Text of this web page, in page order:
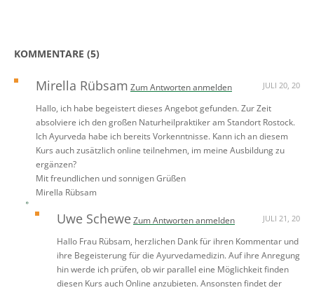
KOMMENTARE (5)
Mirella Rübsam Zum Antworten anmelden JULI 20, 20
Hallo, ich habe begeistert dieses Angebot gefunden. Zur Zeit
absolviere ich den großen Naturheilpraktiker am Standort Rostock.
Ich Ayurveda habe ich bereits Vorkenntnisse. Kann ich an diesem
Kurs auch zusätzlich online teilnehmen, im meine Ausbildung zu
ergänzen?
Mit freundlichen und sonnigen Grüßen
Mirella Rübsam
Uwe ScheweZum Antworten anmelden JULI 21, 20
Hallo Frau Rübsam, herzlichen Dank für ihren Kommentar und
ihre Begeisterung für die Ayurvedamedizin. Auf ihre Anregung
hin werde ich prüfen, ob wir parallel eine Möglichkeit finden
diesen Kurs auch Online anzubieten. Ansonsten findet der